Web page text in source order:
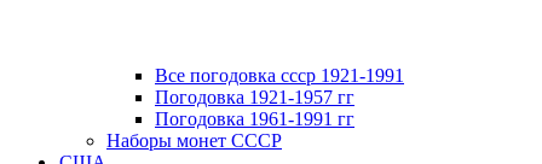
Все погодовка ссср 1921-1991
Погодовка 1921-1957 гг
Погодовка 1961-1991 гг
Наборы монет СССР